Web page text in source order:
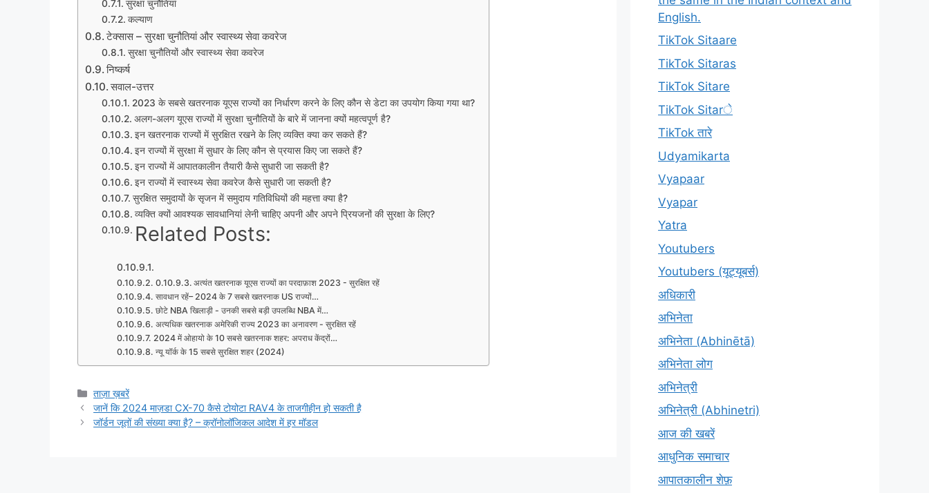
सुरक्षा चुनौतियां
कल्याण
टेक्सास – सुरक्षा चुनौतियां और स्वास्थ्य सेवा कवरेज
सुरक्षा चुनौतियों और स्वास्थ्य सेवा कवरेज
निष्कर्ष
सवाल-उत्तर
2023 के सबसे खतरनाक यूएस राज्यों का निर्धारण करने के लिए कौन से डेटा का उपयोग किया गया था?
अलग-अलग यूएस राज्यों में सुरक्षा चुनौतियों के बारे में जानना क्यों महत्वपूर्ण है?
इन खतरनाक राज्यों में सुरक्षित रखने के लिए व्यक्ति क्या कर सकते हैं?
इन राज्यों में सुरक्षा में सुधार के लिए कौन से प्रयास किए जा सकते हैं?
इन राज्यों में आपातकालीन तैयारी कैसे सुधारी जा सकती है?
इन राज्यों में स्वास्थ्य सेवा कवरेज कैसे सुधारी जा सकती है?
सुरक्षित समुदायों के सृजन में समुदाय गतिविधियों की महत्ता क्या है?
व्यक्ति क्यों आवश्यक सावधानियां लेनी चाहिए अपनी और अपने प्रियजनों की सुरक्षा के लिए?
Related Posts:
अत्यंत खतरनाक यूएस राज्यों का परदाफ़ाश 2023 - सुरक्षित रहें
सावधान रहें– 2024 के 7 सबसे खतरनाक US राज्यों…
छोटे NBA खिलाड़ी - उनकी सबसे बड़ी उपलब्धि NBA में…
अत्यधिक खतरनाक अमेरिकी राज्य 2023 का अनावरण - सुरक्षित रहें
2024 में ओहायो के 10 सबसे खतरनाक शहर: अपराध केंद्रों…
न्यू यॉर्क के 15 सबसे सुरक्षित शहर (2024)
Categories
ताज़ा ख़बरें
जानें कि 2024 माज़डा CX-70 कैसे टोयोटा RAV4 के ताजगीहीन हो सकती है
जॉर्डन जूतों की संख्या क्या है? – क्रॉनोलॉजिकल आदेश में हर मॉडल
English.
TikTok Sitaare
TikTok Sitaras
TikTok Sitare
TikTok Sitarे
TikTok तारे
Udyamikarta
Vyapaar
Vyapar
Yatra
Youtubers
Youtubers (यूट्यूबर्स)
अधिकारी
अभिनेता
अभिनेता (Abhinētā)
अभिनेता लोग
अभिनेत्री
अभिनेत्री (Abhinetri)
आज की खबरें
आधुनिक समाचार
आपातकालीन शेफ़